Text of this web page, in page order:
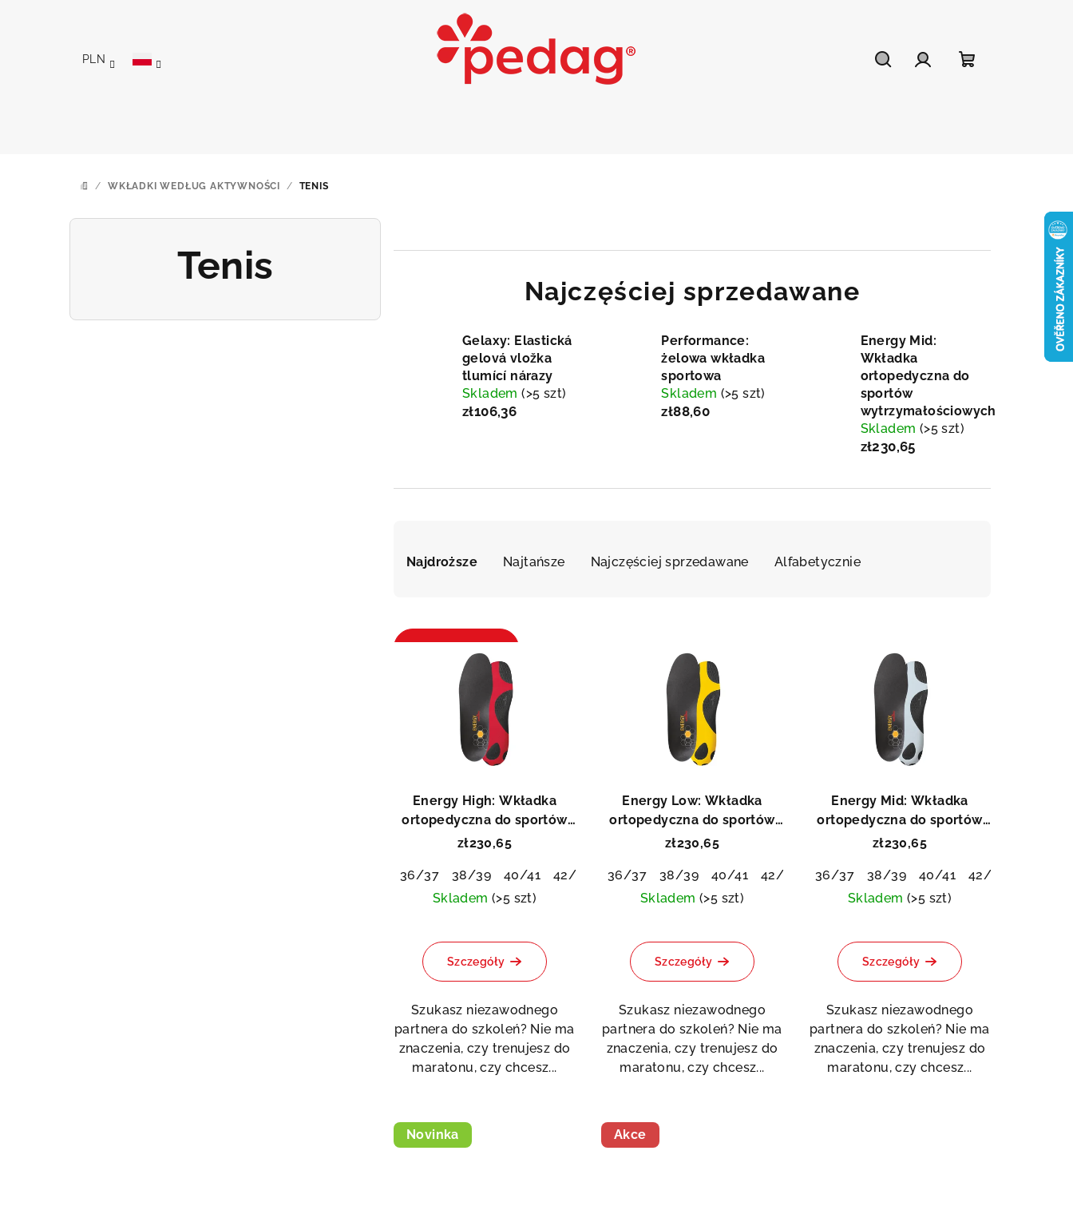
PLN
HOME
/ WKŁADKI WEDŁUG AKTYWNOŚCI / TENIS
Tenis
Najczęściej sprzedawane
Gelaxy: Elastická
gelová vložka
tlumící nárazy
Skladem(>5 szt)
zł106,36
Performance:
żelowa wkładka
sportowa
Skladem (>5 szt)
zł88,60
Energy Mid:
Wkładka
ortopedyczna do
sportów
wytrzymałościowych
Skladem (>5 szt)
zł230,65
o
t
e
r
t
ó
Najdroższe Najtańsze Najczęściej sprzedawane Alfabetycznie
L
r
d
w
Energy High: Wkładka
ortopedyczna do sportów
wytrzymałościowych
zł230,65
36/37 38/39 40/41 42/43 44/45
46/48
Skladem (>5 szt)
Szczegóły
Szukasz niezawodnego
partnera do szkoleń? Nie ma
znaczenia, czy trenujesz do
maratonu, czy chcesz...
Energy Low: Wkładka
ortopedyczna do sportów
wytrzymałościowych
zł230,65
36/37 38/39 40/41 42/43 44/45
46/48
Skladem (>5 szt)
Szczegóły
Szukasz niezawodnego
partnera do szkoleń? Nie ma
znaczenia, czy trenujesz do
maratonu, czy chcesz...
Energy Mid: Wkładka
ortopedyczna do sportów
wytrzymałościowych
zł230,65
36/37 38/39 40/41 42/43
Skladem (>5 szt)
ocena
produktu
wynosi
0,0
na
5
gwiazdek.
Szczegóły
Szukasz niezawodnego
partnera do szkoleń? Nie ma
znaczenia, czy trenujesz do
maratonu, czy chcesz...
Novinka Akce
Asistent Pedag